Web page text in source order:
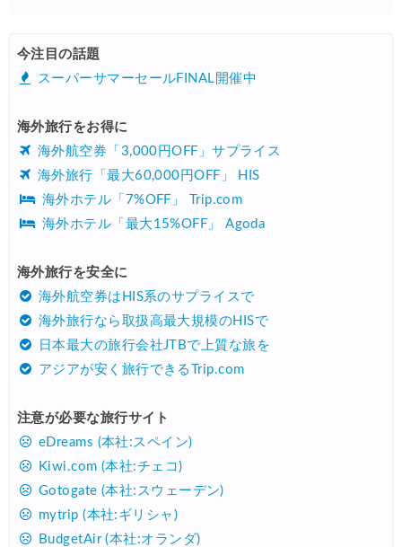
05/29 HIS) 海外ツアー(セブンカード) 5%OFFクーポン
05/28 楽天トラベル) 海外ツアー 最大50,000円OFFクーポン
05/27 JTB) 海外ツアー(冬・春) 最大40,000円OFFクーポン
JTB) 海外ツアー(秋・冬) 最大20,000円OFFクーポン
05/25 楽天トラベル) 海外ツアー 最大30,000円OFFクーポン
05/25 Trip.com) 海外航空券(アジア・ハワイ) 6,900円~
05/23 Trip.com) 海外航空券 最大2,500円OFFクーポン
楽天トラベル) 海外ツアー 最大50,000円OFFクーポン
05/21 HIS) 海外航空券タイムセール
楽天トラベル) 海外ツアー 最大30,000円OFFクーポン
05/19 HIS) 海外航空券 2,000円OFFクーポン
今注目の話題
スーパーサマーセールFINAL開催中
海外旅行をお得に
海外航空券「3,000円OFF」サプライス
海外旅行「最大60,000円OFF」 HIS
海外ホテル「7%OFF」 Trip.com
海外ホテル「最大15%OFF」 Agoda
海外旅行を安全に
海外航空券はHIS系のサプライスで
海外旅行なら取扱高最大規模のHISで
日本最大の旅行会社JTBで上質な旅を
アジアが安く旅行できるTrip.com
注意が必要な旅行サイト
eDreams (本社:スペイン)
Kiwi.com (本社:チェコ)
Gotogate (本社:スウェーデン)
mytrip (本社:ギリシャ)
BudgetAir (本社:オランダ)